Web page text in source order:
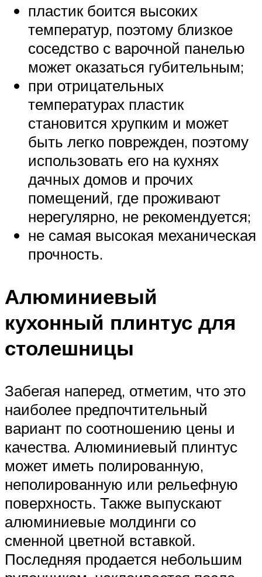
пластик боится высоких
температур, поэтому близкое
соседство с варочной панелью
может оказаться губительным;
при отрицательных
температурах пластик
становится хрупким и может
быть легко поврежден, поэтому
использовать его на кухнях
дачных домов и прочих
помещений, где проживают
нерегулярно, не рекомендуется;
не самая высокая механическая
прочность.
Алюминиевый
кухонный плинтус для
столешницы
Забегая наперед, отметим, что это
наиболее предпочтительный
вариант по соотношению цены и
качества. Алюминиевый плинтус
может иметь полированную,
неполированную или рельефную
поверхность. Также выпускают
алюминиевые молдинги со
сменной цветной вставкой.
Последняя продается небольшим